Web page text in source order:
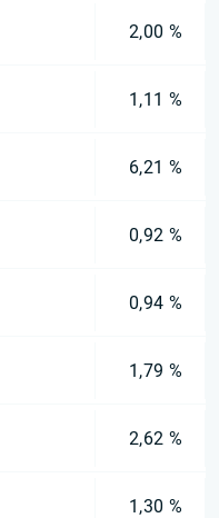
2,00 %
1,11 %
6,21 %
0,92 %
0,94 %
1,79 %
2,62 %
1,30 %